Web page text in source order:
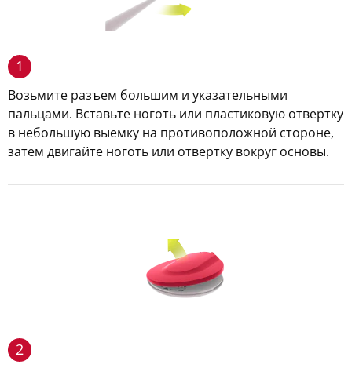
1
Возьмите разъем большим и указательными
пальцами. Вставьте ноготь или пластиковую отвертку
в небольшую выемку на противоположной стороне,
затем двигайте ноготь или отвертку вокруг основы.
2